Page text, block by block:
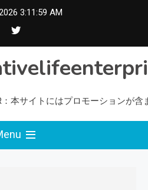
3:12:00 AM
：本サイトにはプロモーションが含